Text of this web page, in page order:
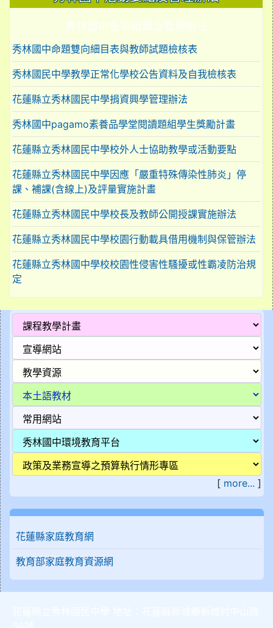
秀林國中各項組織及管理辦法
秀林國中命題雙向細目表與教師試題檢核表
秀林國民中學教學正常化學校公告資料及自我檢核表
花蓮縣立秀林國民中學捐資興學管理辦法
秀林國中pagamo素養品學堂閱讀題組學生獎勵計畫
花蓮縣立秀林國民中學校外人士協助教學或活動要點
花蓮縣立秀林國民中學因應「嚴重特殊傳染性肺炎」停
課、補課(含線上)及評量實施計畫
花蓮縣立秀林國民中學校長及教師公開授課實施辦法
花蓮縣立秀林國民中學校園行動載具借用機制與保管辦法
花蓮縣立秀林國中學校校園性侵害性騷擾或性霸凌防治規
定
[ more... ]
花蓮縣家庭教育網
教育部家庭教育資源網